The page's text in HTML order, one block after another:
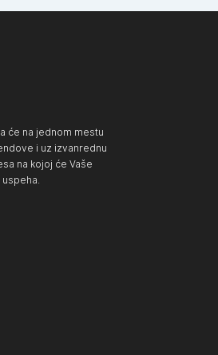
će na jednom mestu
i uz izvanrednu
na kojoj će Vaše